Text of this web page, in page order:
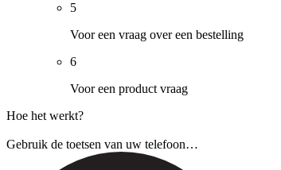
5
Voor een vraag over een bestelling
6
Voor een product vraag
Hoe het werkt?
Gebruik de toetsen van uw telefoon…